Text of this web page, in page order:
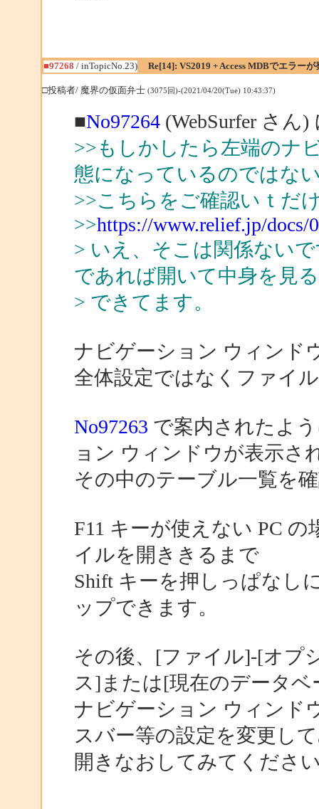
■97268 / inTopicNo.23) Re[14]: VS2019 + Access MDBでエラーが
□投稿者/ 魔界の仮面弁士 (3075回)-(2021/04/20(Tue) 10:43:37)
■No97264(WebSurfer さん)
>>もしかしたら左端のナ
態になっているのではな
>>こちらをご確認いｔだ
>>https://www.relief.jp/docs/
> いえ、そこは関係ないで
であれば開いて中身を見
> できてます。
ナビゲーション ウィンド
全体設定ではなくファイ
No97263 で案内されたよ
ョン ウィンドウが表示さ
その中のテーブル一覧を
F11 キーが使えない PC の
イルを開ききるまで
Shift キーを押しっぱなし
ップできます。
その後、[ファイル]-[オプ
ス]または[現在のデータベ
ナビゲーション ウィンド
スバー等の設定を変更し
開きなおしてみてくださ